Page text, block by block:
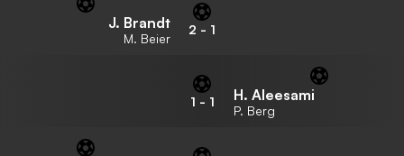
J. Brandt
M. Beier
2 - 1
1 - 1 H. Aleesami
P. Berg